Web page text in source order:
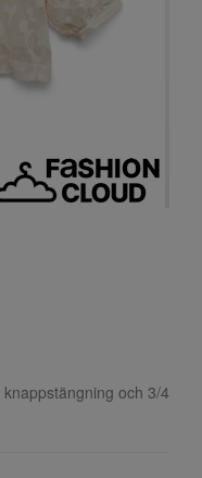
och 3/4